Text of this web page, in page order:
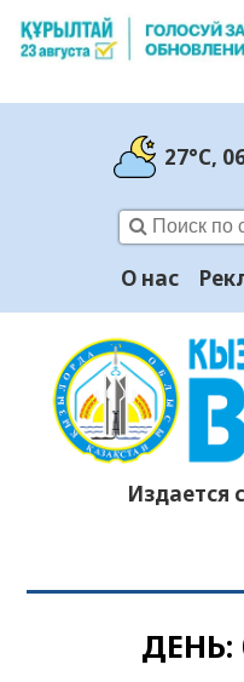
27°C,
О нас
Издается
ДЕНЬ: